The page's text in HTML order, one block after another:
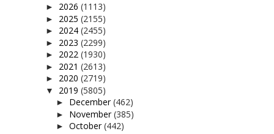
► 2026 (1113)
► 2025 (2155)
► 2024 (2455)
► 2023 (2299)
► 2022 (1930)
► 2021 (2613)
► 2020 (2719)
▼ 2019 (5805)
► December(462)
► November(385)
► October(442)